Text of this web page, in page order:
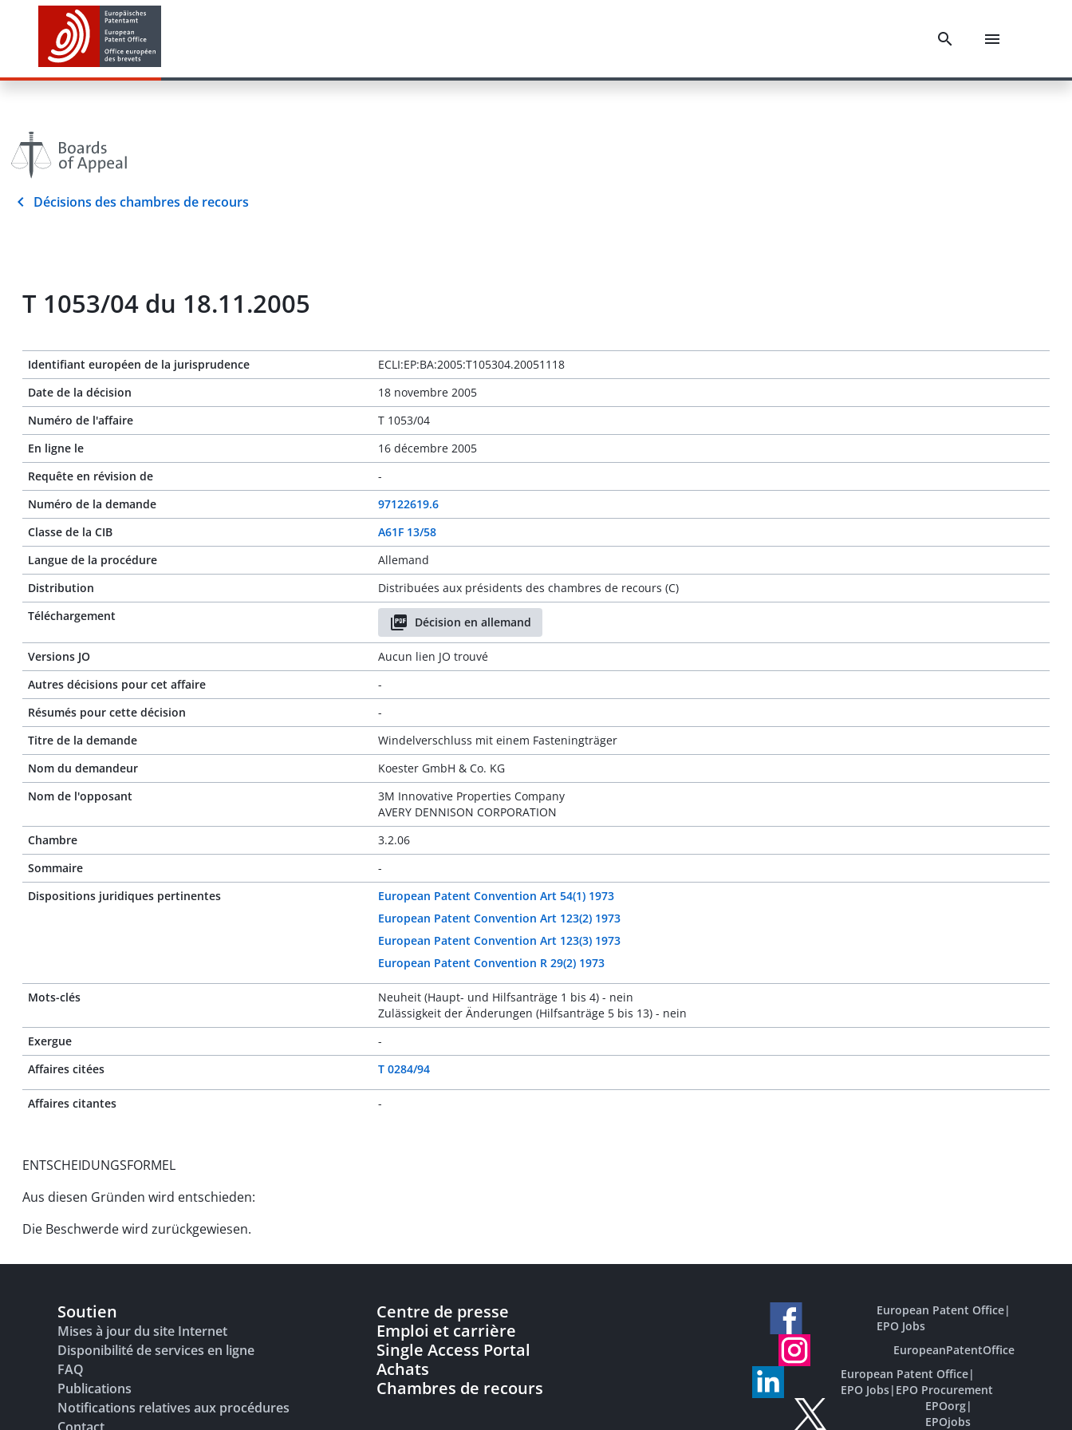
Décisions des chambres de recours
T 1053/04 du 18.11.2005
Identifiant européen de la jurisprudence
ECLI:EP:BA:2005:T105304.20051118
Date de la décision
18 novembre 2005
Numéro de l'affaire
T 1053/04
En ligne le
16 décembre 2005
Requête en révision de
-
Numéro de la demande
97122619.6
Classe de la CIB
A61F 13/58
Langue de la procédure
Allemand
Distribution
Distribuées aux présidents des chambres de recours (C)
Téléchargement
Décision en allemand
Versions JO
Aucun lien JO trouvé
Autres décisions pour cet affaire
-
Résumés pour cette décision
-
Titre de la demande
Windelverschluss mit einem Fasteningträger
Nom du demandeur
Koester GmbH & Co. KG
Nom de l'opposant
3M Innovative Properties Company
AVERY DENNISON CORPORATION
Chambre
3.2.06
Sommaire
-
Dispositions juridiques pertinentes
European Patent Convention Art 54(1) 1973
European Patent Convention Art 123(2) 1973
European Patent Convention Art 123(3) 1973
European Patent Convention R 29(2) 1973
Mots-clés
Neuheit (Haupt- und Hilfsanträge 1 bis 4) - nein
Zulässigkeit der Änderungen (Hilfsanträge 5 bis 13) - nein
Exergue
-
Affaires citées
T 0284/94
Affaires citantes -
ENTSCHEIDUNGSFORMEL
Aus diesen Gründen wird entschieden:
Die Beschwerde wird zurückgewiesen.
Soutien
Mises à jour du site Internet
Disponibilité de services en ligne
FAQ
Publications
Notifications relatives aux procédures
Centre de presse
Emploi et carrière
Single Access Portal
Achats
Chambres de recours
European Patent Office|
EPO Jobs
EuropeanPatentOffice
European Patent Office|
EPO Jobs| EPO Procurement
EPOorg|
EPOjobs